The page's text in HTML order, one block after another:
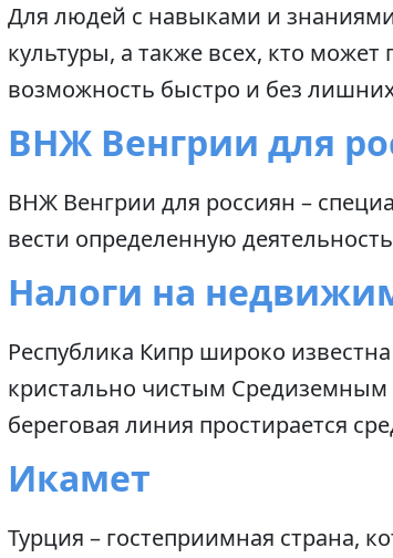
Для людей с навыками и
культуры, а также всех, кто
возможность быстро и без
ВНЖ Венгрии для
ВНЖ Венгрии для россиян –
вести определенную
Налоги на
Республика Кипр широко
кристально чистым
береговая линия простирается
Икамет
Турция – гостеприимная страна,